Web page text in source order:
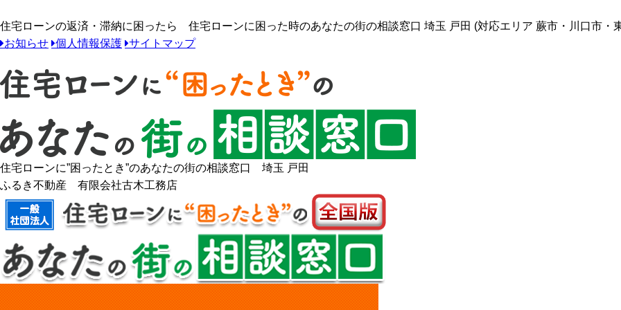
住宅ローンの返済・滞納に困ったら 住宅ローンに困った時のあなたの街の相談窓口 埼玉 戸田 (対応エリア 蕨市・川口市・
お知らせ 個人情報保護 サイトマップ
住宅ローンに”困ったとき”のあなたの街の相談窓口 埼玉 戸田
ふるき不動産 有限会社古木工務店